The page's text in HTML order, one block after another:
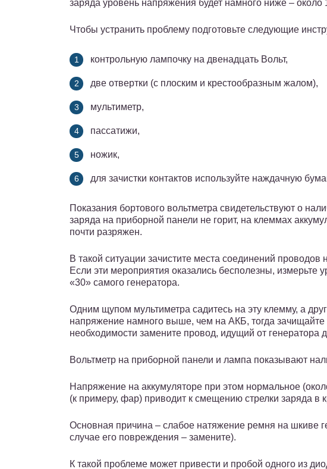
заряда уровень напряжения будет намного ниже – около
Чтобы устранить проблему подготовьте следующие
контрольную лампочку на двенадцать Вольт,
две отвертки (с плоским и крестообразным жалом),
мультиметр,
пассатижи,
ножик,
для зачистки контактов используйте наждачную
Показания бортового вольтметра свидетельствуют о
заряда на приборной панели не горит, на клеммах
почти разряжен.
В такой ситуации зачистите места соединений проводов
Если эти мероприятия оказались бесполезны, измерьте
«30» самого генератора.
Одним щупом мультиметра садитесь на эту клемму, а
напряжение намного выше, чем на АКБ, тогда
необходимости замените провод, идущий от генератора
Вольтметр на приборной панели и лампа показывают
Напряжение на аккумуляторе при этом нормальное
(к примеру, фар) приводит к смещению стрелки заряда в
Основная причина – слабое натяжение ремня на шкиве
случае его повреждения – замените).
К такой проблеме может привести и пробой одного из